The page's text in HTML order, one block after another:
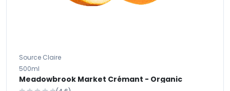
Source Claire
500ml
Meadowbrook Market Crémant - Organic